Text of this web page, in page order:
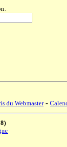
du Webmaster-